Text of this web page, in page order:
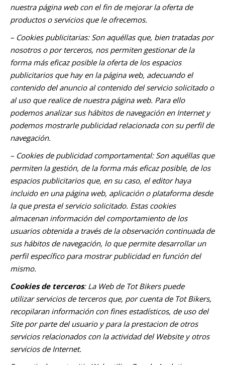
nuestra página web con el fin de mejorar la oferta de
productos o servicios que le ofrecemos.
– Cookies publicitarias: Son aquéllas que, bien tratadas por
nosotros o por terceros, nos permiten gestionar de la
forma más eficaz posible la oferta de los espacios
publicitarios que hay en la página web, adecuando el
contenido del anuncio al contenido del servicio solicitado o
al uso que realice de nuestra página web. Para ello
podemos analizar sus hábitos de navegación en Internet y
podemos mostrarle publicidad relacionada con su perfil de
navegación.
– Cookies de publicidad comportamental: Son aquéllas que
permiten la gestión, de la forma más eficaz posible, de los
espacios publicitarios que, en su caso, el editor haya
incluido en una página web, aplicación o plataforma desde
la que presta el servicio solicitado. Estas cookies
almacenan información del comportamiento de los
usuarios obtenida a través de la observación continuada de
sus hábitos de navegación, lo que permite desarrollar un
perfil específico para mostrar publicidad en función del
mismo.
Cookies de terceros: La Web de Tot Bikers puede
utilizar servicios de terceros que, por cuenta de Tot Bikers,
recopilaran información con fines estadísticos, de uso del
Site por parte del usuario y para la prestacion de otros
servicios relacionados con la actividad del Website y otros
servicios de Internet.